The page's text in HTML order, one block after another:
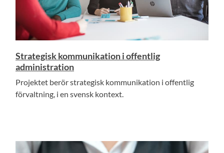
Strategisk kommunikation i offentlig
administration
Projektet berör strategisk kommunikation i offentlig
förvaltning, i en svensk kontext.